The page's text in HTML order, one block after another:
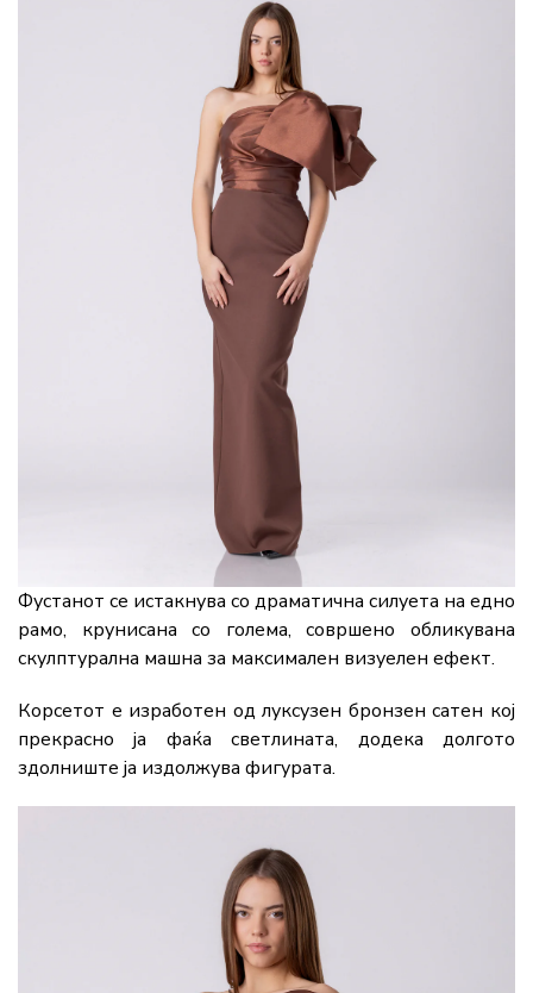
Фустанот се истакнува со драматична силуета на едно
рамо, крунисана со голема, совршено обликувана
скулптурална машна за максимален визуелен ефект.
Корсетот е изработен од луксузен бронзен сатен кој
прекрасно ја фаќа светлината, додека долгото
здолниште ја издолжува фигурата.